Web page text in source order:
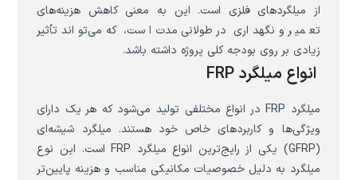
از میلگردهای فلزی است. این به معنی کاهش هزینه‌های
تعمیر و نگهداری در طولانی‌مدت است، که می‌تواند تأثیر
زیادی بر روی بودجه کلی پروژه داشته باشد.
انواع میلگرد FRP
میلگرد FRP در انواع مختلفی تولید می‌شود که هر یک دارای
ویژگی‌ها و کاربردهای خاص خود هستند. میلگرد شیشه‌ای
(GFRP) یکی از رایج‌ترین انواع میلگرد FRP است. این نوع
میلگرد به دلیل خصوصیات مکانیکی مناسب و هزینه پایین‌تر